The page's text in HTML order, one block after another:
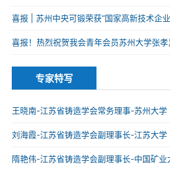
秀科技工作者、优秀青年科技工作者获奖名
喜报 | 苏州中央可锻荣获“国家高新技术企业
喜报！热烈祝贺我会青年会员苏州大学张
2025年度资源循环利用领域优秀博士学位论
专家特写
王晓南-江苏省铸造学会常务理事-苏州大学
刘海霞-江苏省铸造学会副理事长-江苏大学
隋艳伟-江苏省铸造学会副理事长-中国矿业